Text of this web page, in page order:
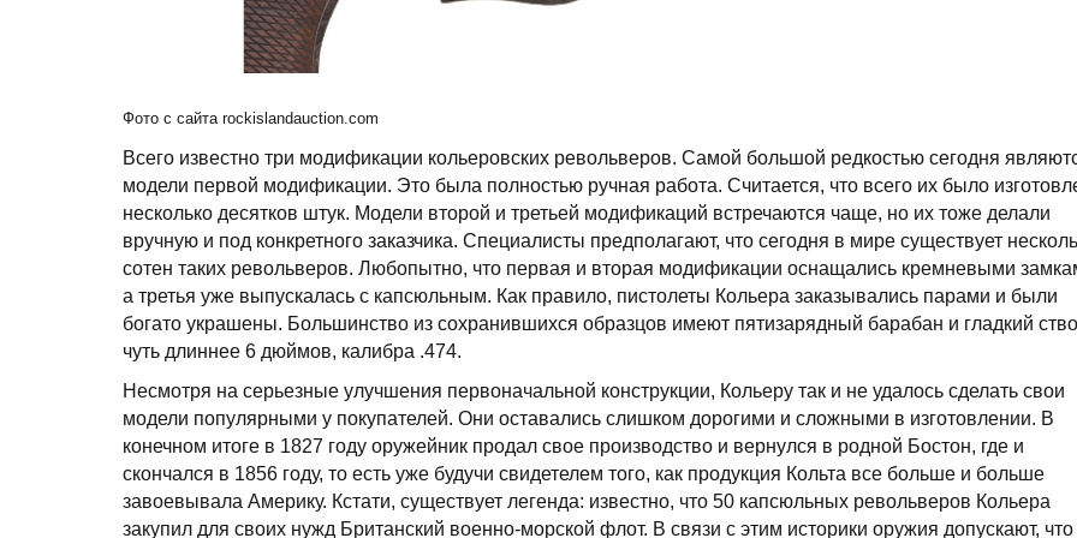
Фото с сайта rockislandauction.com
Всего известно три модификации кольеровских револьверов. Самой большой редкостью сегодня
модели первой модификации. Это была полностью ручная работа. Считается, что всего их было
несколько десятков штук. Модели второй и третьей модификаций встречаются чаще, но их тоже делали
вручную и под конкретного заказчика. Специалисты предполагают, что сегодня в мире существует
сотен таких револьверов. Любопытно, что первая и вторая модификации оснащались кремневыми
а третья уже выпускалась с капсюльным. Как правило, пистолеты Кольера заказывались парами и были
богато украшены. Большинство из сохранившихся образцов имеют пятизарядный барабан и гладкий
чуть длиннее 6 дюймов, калибра .474.
Несмотря на серьезные улучшения первоначальной конструкции, Кольеру так и не удалось сделать свои
модели популярными у покупателей. Они оставались слишком дорогими и сложными в изготовлении. В
конечном итоге в 1827 году оружейник продал свое производство и вернулся в родной Бостон, где и
скончался в 1856 году, то есть уже будучи свидетелем того, как продукция Кольта все больше и больше
завоевывала Америку. Кстати, существует легенда: известно, что 50 капсюльных револьверов Кольера
закупил для своих нужд Британский военно-морской флот. В связи с этим историки оружия допускают, что